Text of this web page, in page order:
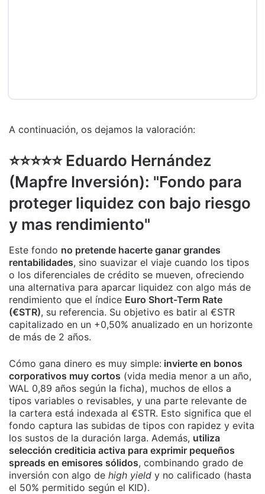
A continuación, os dejamos la valoración:
⭐️⭐️⭐️⭐️⭐️ Eduardo Hernández
(Mapfre Inversión): "Fondo para
proteger liquidez con bajo riesgo
y mas rendimiento"
Este fondo no pretende hacerte ganar grandes
rentabilidades, sino suavizar el viaje cuando los tipos
o los diferenciales de crédito se mueven, ofreciendo
una alternativa para aparcar liquidez con algo más de
rendimiento que el índice Euro Short-Term Rate
(€STR), su referencia. Su objetivo es batir al €STR
capitalizado en un +0,50% anualizado en un horizonte
de más de 2 años.
Cómo gana dinero es muy simple: invierte en bonos
corporativos muy cortos (vida media menor a un año,
WAL 0,89 años según la ficha), muchos de ellos a
tipos variables o revisables, y una parte relevante de
la cartera está indexada al €STR. Esto significa que el
fondo captura las subidas de tipos con rapidez y evita
los sustos de la duración larga. Además, utiliza
selección crediticia activa para exprimir pequeños
spreads en emisores sólidos, combinando grado de
inversión con algo de high yield y no calificado (hasta
el 50% permitido según el KID).